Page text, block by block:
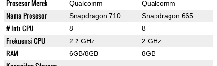
Prosesor Merek Qualcomm Qualcomm
Nama Prosesor Snapdragon 710 Snapdragon 665
# Inti CPU 8 8
Frekuensi CPU 2.2 GHz 2 GHz
RAM 6GB/8GB 8GB